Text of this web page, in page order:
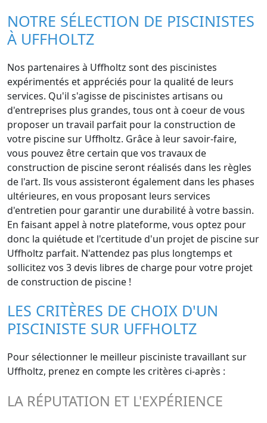
NOTRE SÉLECTION DE PISCINISTES
À UFFHOLTZ
Nos partenaires à Uffholtz sont des piscinistes
expérimentés et appréciés pour la qualité de leurs
services. Qu'il s'agisse de piscinistes artisans ou
d'entreprises plus grandes, tous ont à coeur de vous
proposer un travail parfait pour la construction de
votre piscine sur Uffholtz. Grâce à leur savoir-faire,
vous pouvez être certain que vos travaux de
construction de piscine seront réalisés dans les règles
de l'art. Ils vous assisteront également dans les phases
ultérieures, en vous proposant leurs services
d'entretien pour garantir une durabilité à votre bassin.
En faisant appel à notre plateforme, vous optez pour
donc la quiétude et l'certitude d'un projet de piscine sur
Uffholtz parfait. N'attendez pas plus longtemps et
sollicitez vos 3 devis libres de charge pour votre projet
de construction de piscine !
LES CRITÈRES DE CHOIX D'UN
PISCINISTE SUR UFFHOLTZ
Pour sélectionner le meilleur pisciniste travaillant sur
Uffholtz, prenez en compte les critères ci-après :
LA RÉPUTATION ET L'EXPÉRIENCE